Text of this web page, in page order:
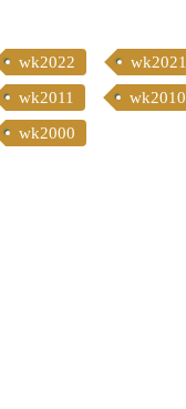
wk2022 wk2021
wk2011 wk2010
wk2000